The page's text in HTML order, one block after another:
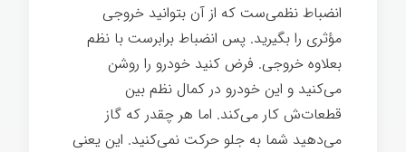
انضباط نظمی‌ست که از آن بتوانید خروجی
مؤثری را بگیرید. پس انضباط برابرست با نظم
بعلاوه خروجی. فرض کنید خودرو را روشن
می‌کنید و این خودرو در کمال نظم بین
قطعات‌ش کار می‌کند. اما هر چقدر که گاز
می‌دهید شما به جلو حرکت نمی‌کنید. این یعنی